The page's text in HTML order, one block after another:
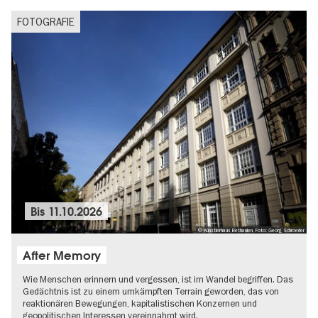
FOTOGRAFIE
© Künstlerhaus Bethanien, Foto: Georg Schroeder
Bis 11.10.2026
After Memory
Wie Menschen erinnern und vergessen, ist im Wandel begriffen. Das
Gedächtnis ist zu einem umkämpften Terrain geworden, das von
reaktionären Bewegungen, kapitalistischen Konzernen und
geopolitischen Interessen vereinnahmt wird.